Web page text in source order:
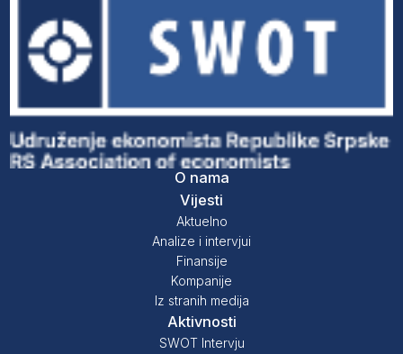
O nama
Vijesti
Aktuelno
Analize i intervjui
Finansije
Kompanije
Iz stranih medija
Aktivnosti
SWOT Intervju